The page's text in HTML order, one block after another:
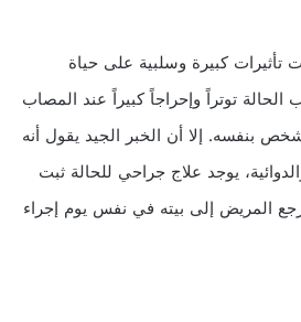
تأثيرات كبيرة وسلبية على حياة
توتراً وإحراجاً كبيراً عند المصاب
بنفسه. إلا أن الخبر الجيد يقول أنه
يوجد علاج جراحي للحالة ثبت
المريض إلى بيته في نفس يوم إجراء